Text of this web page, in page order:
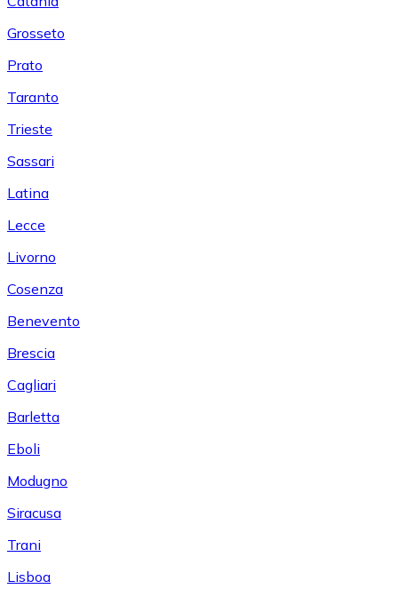
Grosseto
Prato
Taranto
Trieste
Sassari
Latina
Lecce
Livorno
Cosenza
Benevento
Brescia
Cagliari
Barletta
Eboli
Modugno
Siracusa
Trani
Lisboa